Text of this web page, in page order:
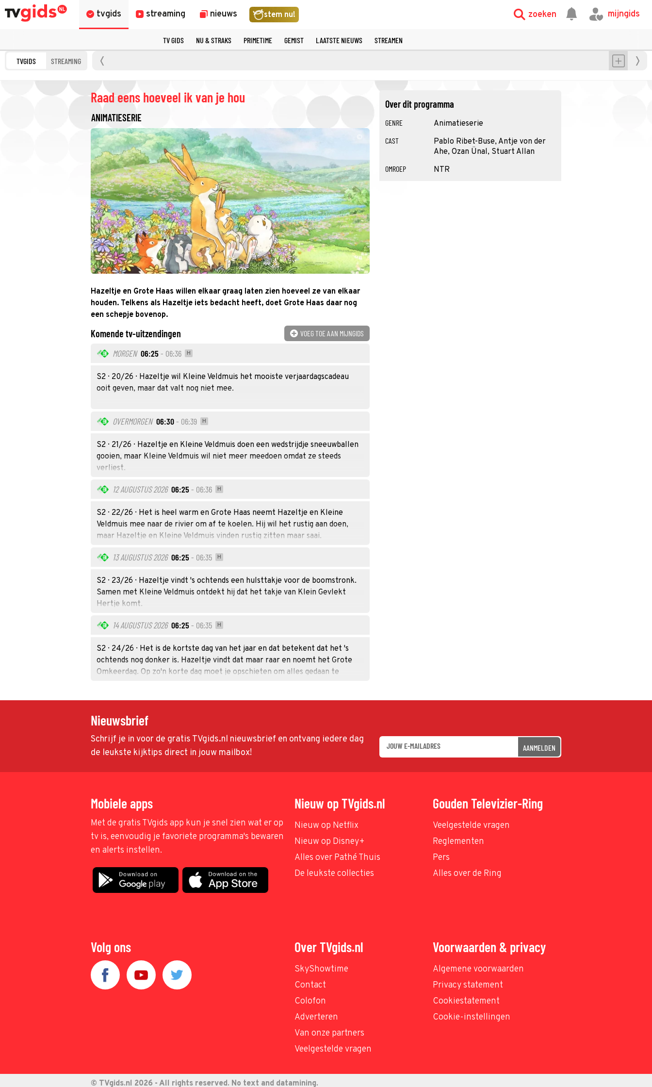
tvgids streaming nieuws stem nu! zoeken mijngids
TV GIDS NU & STRAKS PRIMETIME GEMIST LAATSTE NIEUWS STREAMEN
TVGIDS STREAMING
Raad eens hoeveel ik van je hou
ANIMATIESERIE
©
Hazeltje en Grote Haas willen elkaar graag laten zien hoeveel ze van elkaar
houden. Telkens als Hazeltje iets bedacht heeft, doet Grote Haas daar nog
een schepje bovenop.
Komende tv-uitzendingen VOEG TOE AAN MIJNGIDS
MORGEN 06:25- 06:36 H
S2 · 20/26 · Hazeltje wil Kleine Veldmuis het mooiste verjaardagscadeau
ooit geven, maar dat valt nog niet mee.
OVERMORGEN 06:30- 06:39 H
S2 · 21/26 · Hazeltje en Kleine Veldmuis doen een wedstrijdje sneeuwballen
gooien, maar Kleine Veldmuis wil niet meer meedoen omdat ze steeds
verliest.
12 AUGUSTUS 2026 06:25- 06:36 H
S2 · 22/26 · Het is heel warm en Grote Haas neemt Hazeltje en Kleine
Veldmuis mee naar de rivier om af te koelen. Hij wil het rustig aan doen,
maar Hazeltje en Kleine Veldmuis vinden rustig zitten maar saai.
13 AUGUSTUS 2026 06:25- 06:35 H
S2 · 23/26 · Hazeltje vindt 's ochtends een hulsttakje voor de boomstronk.
Samen met Kleine Veldmuis ontdekt hij dat het takje van Klein Gevlekt
Hertje komt.
14 AUGUSTUS 2026 06:25- 06:35 H
S2 · 24/26 · Het is de kortste dag van het jaar en dat betekent dat het 's
ochtends nog donker is. Hazeltje vindt dat maar raar en noemt het Grote
Omkeerdag. Op zo'n korte dag moet je opschieten om alles gedaan te
Over dit programma
GENRE Animatieserie
CAST
Pablo Ribet-Buse, Antje von der
Ahe, Ozan Ünal, Stuart Allan
OMROEP NTR
Nieuwsbrief
Schrijf je in voor de gratis TVgids.nl nieuwsbrief en ontvang iedere dag
de leukste kijktips direct in jouw mailbox!
AANMELDEN
Mobiele apps
Met de gratis TVgids app kun je snel zien wat er op
tv is, eenvoudig je favoriete programma's bewaren
en alerts instellen.
Nieuw op TVgids.nl
Nieuw op Netflix
Nieuw op Disney+
Alles over Pathé Thuis
De leukste collecties
Gouden Televizier-Ring
Veelgestelde vragen
Reglementen
Pers
Alles over de Ring
Volg ons Over TVgids.nl
SkyShowtime
Contact
Colofon
Adverteren
Van onze partners
Veelgestelde vragen
Voorwaarden & privacy
Algemene voorwaarden
Privacy statement
Cookiestatement
Cookie-instellingen
© TVgids.nl 2026 - All rights reserved. No text and datamining.